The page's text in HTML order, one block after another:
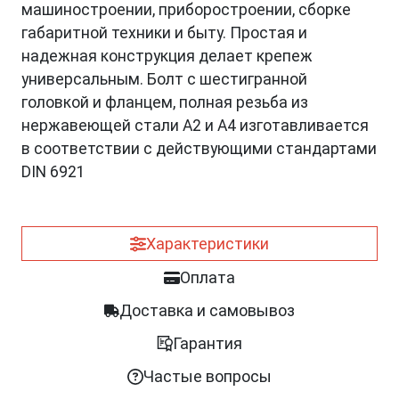
машиностроении, приборостроении, сборке
габаритной техники и быту. Простая и
надежная конструкция делает крепеж
универсальным. Болт с шестигранной
головкой и фланцем, полная резьба из
нержавеющей стали A2 и A4 изготавливается
в соответствии с действующими стандартами
DIN 6921
Характеристики
Оплата
Доставка и самовывоз
Гарантия
Частые вопросы